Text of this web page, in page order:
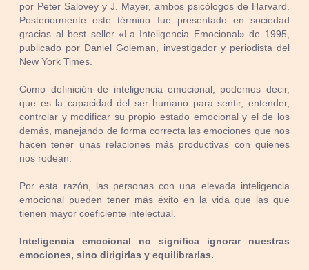
por Peter Salovey y J. Mayer, ambos psicólogos de Harvard.
Posteriormente este término fue presentado en sociedad
gracias al best seller «La Inteligencia Emocional» de 1995,
publicado por Daniel Goleman, investigador y periodista del
New York Times.
Como definición de inteligencia emocional, podemos decir,
que es la capacidad del ser humano para sentir, entender,
controlar y modificar su propio estado emocional y el de los
demás, manejando de forma correcta las emociones que nos
hacen tener unas relaciones más productivas con quienes
nos rodean.
Por esta razón, las personas con una elevada inteligencia
emocional pueden tener más éxito en la vida que las que
tienen mayor coeficiente intelectual.
Inteligencia emocional no significa ignorar nuestras
emociones, sino dirigirlas y equilibrarlas.